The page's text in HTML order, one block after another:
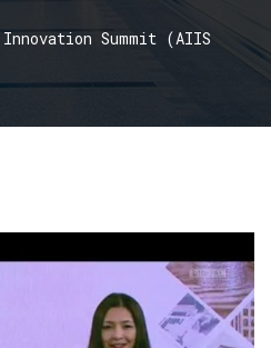
Summit (AIIS